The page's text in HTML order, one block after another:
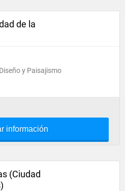
de la
y Paisajismo
información
(Ciudad